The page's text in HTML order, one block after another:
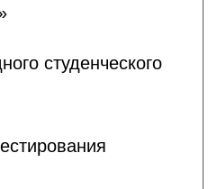
студенческого